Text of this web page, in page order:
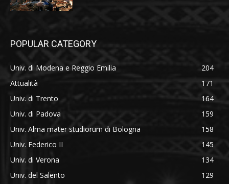
POPULAR CATEGORY
Univ. di Modena e Reggio Emilia
204
Attualità
171
Univ. di Trento
164
Univ. di Padova
159
Univ. Alma mater studiorum di Bologna
158
Univ. Federico II
145
Univ. di Verona
134
Univ. del Salento
129